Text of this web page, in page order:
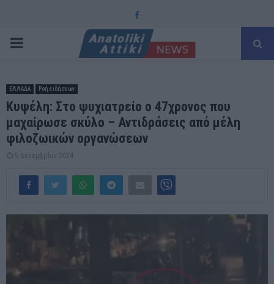
Facebook
PRIMARY
ΕΛΛΑΔΑ Ροή ειδήσεων
Κυψέλη: Στο ψυχιατρείο ο 47χρονος που
μαχαίρωσε σκύλο – Αντιδράσεις από μέλη
φιλοζωικών οργανώσεων
5 Δεκεμβρίου 2024